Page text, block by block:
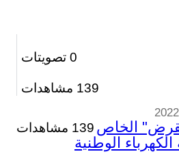
0 تصويتات
139 مشاهدات
139 مشاهدات القرض" الخاص
الوطنية